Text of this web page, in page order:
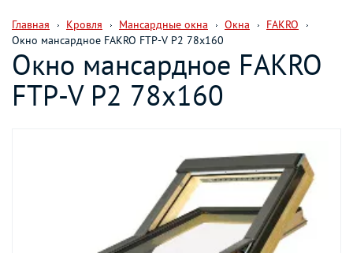
Главная Кровля Мансардные окна Окна
FAKRO
Окно мансардное FAKRO FTP-V P2 78х160
Окно мансардное FAKRO
FTP-V P2 78х160